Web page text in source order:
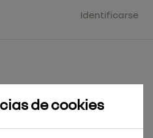
Identificarse
HSS-G 3,7 - 10
de cookies